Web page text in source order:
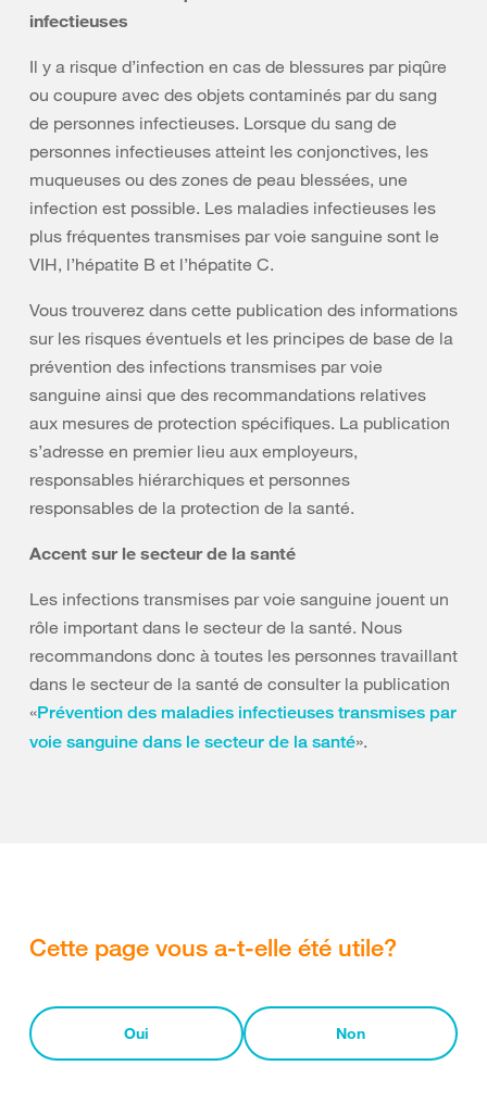
infectieuses
Il y a risque d’infection en cas de blessures par piqûre
ou coupure avec des objets contaminés par du sang
de personnes infectieuses. Lorsque du sang de
personnes infectieuses atteint les conjonctives, les
muqueuses ou des zones de peau blessées, une
infection est possible. Les maladies infectieuses les
plus fréquentes transmises par voie sanguine sont le
VIH, l’hépatite B et l’hépatite C.
Vous trouverez dans cette publication des informations
sur les risques éventuels et les principes de base de la
prévention des infections transmises par voie
sanguine ainsi que des recommandations relatives
aux mesures de protection spécifiques. La publication
s’adresse en premier lieu aux employeurs,
responsables hiérarchiques et personnes
responsables de la protection de la santé.
Accent sur le secteur de la santé
Les infections transmises par voie sanguine jouent un
rôle important dans le secteur de la santé. Nous
recommandons donc à toutes les personnes travaillant
dans le secteur de la santé de consulter la publication
«Prévention des maladies infectieuses transmises par
voie sanguine dans le secteur de la santé».
Cette page vous a-t-elle été utile?
Oui Non